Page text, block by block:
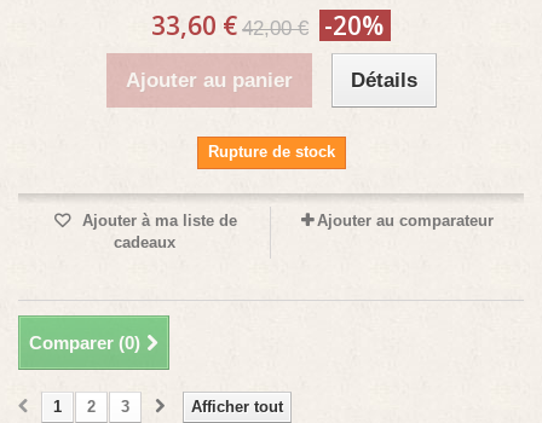
33,60 € 42,00 € -20%
Ajouter au panier Détails
Rupture de stock
Ajouter à ma liste de
cadeaux
Ajouter au comparateur
Comparer (0)
Afficher tout
1 2 3